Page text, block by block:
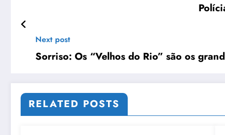
Next post
Sorriso: Os “Velhos do Rio” são os
RELATED POSTS